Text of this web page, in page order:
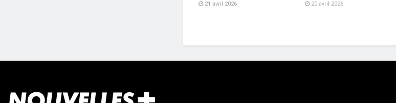
21 avril 2026 20 avril 2026